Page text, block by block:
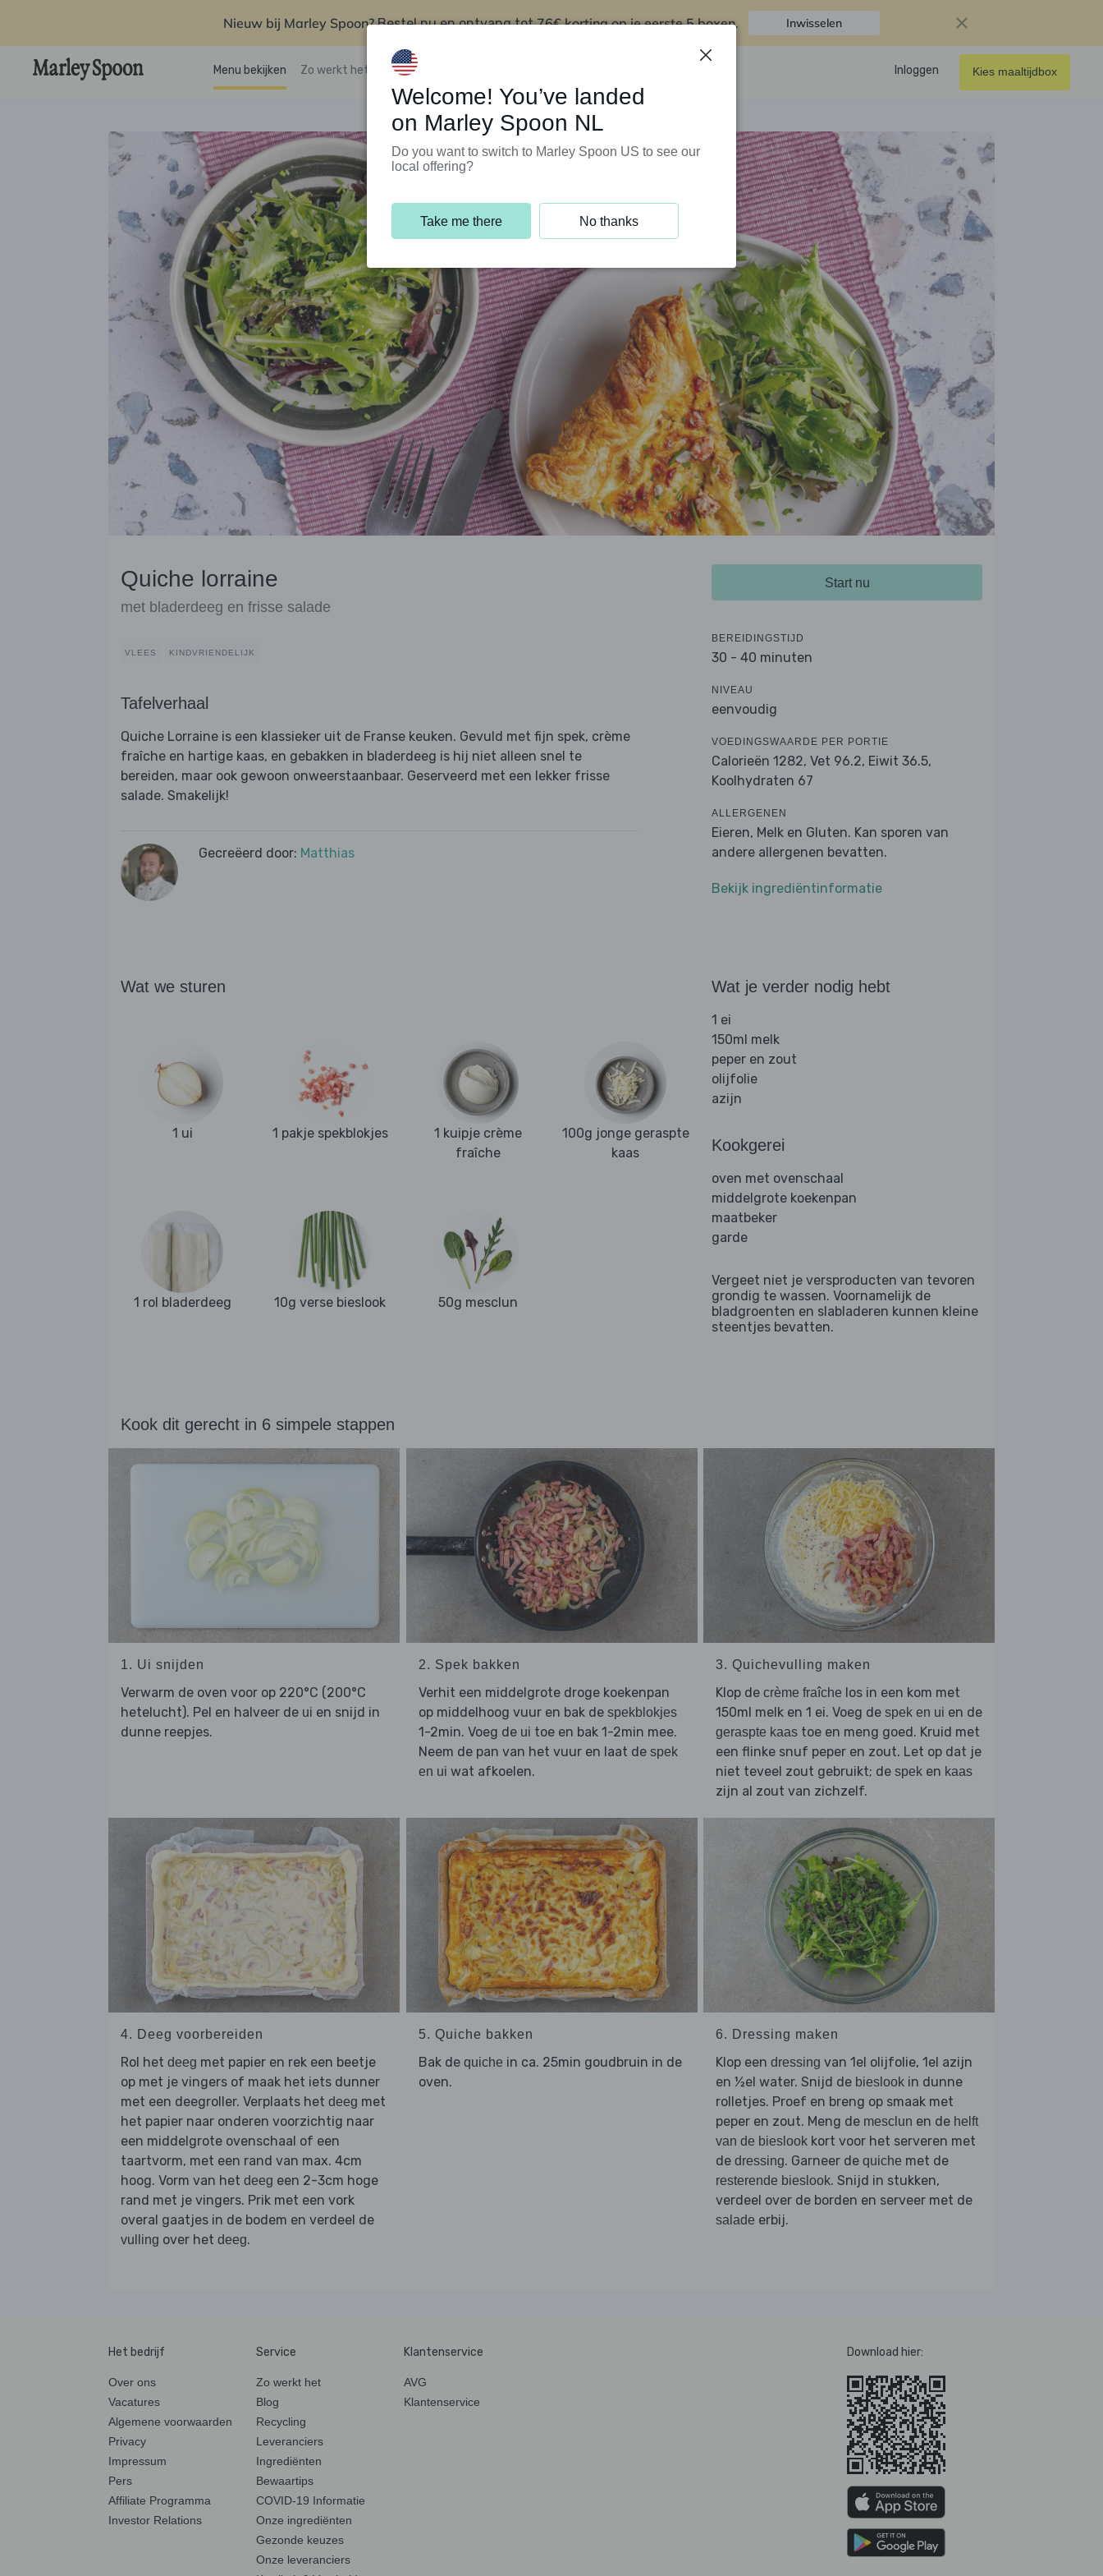
Nieuw bij Marley Spoon?Bestel nu en ontvang tot76€ korting op je eerste 5 boxen. Inwisselen
Menu bekijken Zo werkt het Klantenservice Inloggen Kies maaltijdbox
Quiche lorraine
met bladerdeeg en frisse salade
VLEES KINDVRIENDELIJK
Tafelverhaal
Quiche Lorraine is een klassieker uit de Franse keuken. Gevuld met fijn spek, crème
fraîche en hartige kaas, en gebakken in bladerdeeg is hij niet alleen snel te
bereiden, maar ook gewoon onweerstaanbaar. Geserveerd met een lekker frisse
salade. Smakelijk!
Gecreëerd door: Matthias
Start nu
BEREIDINGSTIJD
30 - 40 minuten
NIVEAU
eenvoudig
VOEDINGSWAARDE PER PORTIE
Calorieën 1282, Vet 96.2, Eiwit 36.5,
Koolhydraten 67
ALLERGENEN
Eieren, Melk en Gluten. Kan sporen van
andere allergenen bevatten.
Bekijk ingrediëntinformatie
Wat we sturen
1 ui 1 pakje spekblokjes
1 kuipje crème
fraîche
100g jonge geraspte
kaas
1 rol bladerdeeg 10g verse bieslook 50g mesclun
Wat je verder nodig hebt
1 ei
150ml melk
peper en zout
olijfolie
azijn
Kookgerei
oven met ovenschaal
middelgrote koekenpan
maatbeker
garde
Vergeet niet je versproducten van tevoren
grondig te wassen. Voornamelijk de
bladgroenten en slabladeren kunnen kleine
steentjes bevatten.
Kook dit gerecht in 6 simpele stappen
1. Ui snijden
Verwarm de oven voor op 220°C (200°C
hetelucht). Pel en halveer de ui en snijd in
dunne reepjes.
2. Spek bakken
Verhit een middelgrote droge koekenpan
op middelhoog vuur en bak de spekblokjes
1-2min. Voeg de ui toe en bak 1-2min mee.
Neem de pan van het vuur en laat de spek
en ui wat afkoelen.
3. Quichevulling maken
Klop de crème fraîche los in een kom met
150ml melk en 1 ei. Voeg de spek en ui en de
geraspte kaas toe en meng goed. Kruid met
een flinke snuf peper en zout. Let op dat je
niet teveel zout gebruikt; de spek en kaas
zijn al zout van zichzelf.
4. Deeg voorbereiden
Rol het deeg met papier en rek een beetje
op met je vingers of maak het iets dunner
met een deegroller. Verplaats het deeg met
het papier naar onderen voorzichtig naar
een middelgrote ovenschaal of een
taartvorm, met een rand van max. 4cm
hoog. Vorm van het deeg een 2-3cm hoge
rand met je vingers. Prik met een vork
overal gaatjes in de bodem en verdeel de
vulling over het deeg.
5. Quiche bakken
Bak de quiche in ca. 25min goudbruin in de
oven.
6. Dressing maken
Klop een dressing van 1el olijfolie, 1el azijn
en ½el water. Snijd de bieslook in dunne
rolletjes. Proef en breng op smaak met
peper en zout. Meng de mesclun en de helft
van de bieslook kort voor het serveren met
de dressing. Garneer de quiche met de
resterende bieslook. Snijd in stukken,
verdeel over de borden en serveer met de
salade erbij.
Het bedrijf
Over ons
Vacatures
Algemene voorwaarden
Privacy
Impressum
Pers
Affiliate Programma
Investor Relations
Service
Zo werkt het
Blog
Recycling
Leveranciers
Ingrediënten
Bewaartips
COVID-19 Informatie
Onze ingrediënten
Gezonde keuzes
Onze leveranciers
Klantenservice
AVG
Klantenservice
Download hier:
Welcome! You’ve landed
on Marley Spoon NL
Do you want to switch to Marley Spoon US to see our
local offering?
Take me there No thanks